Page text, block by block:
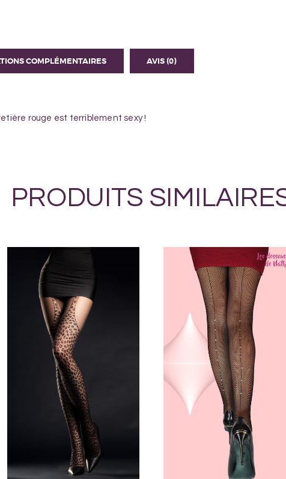
COMPLÉMENTAIRES AVIS (0)
rouge est terriblement sexy !
PRODUITS